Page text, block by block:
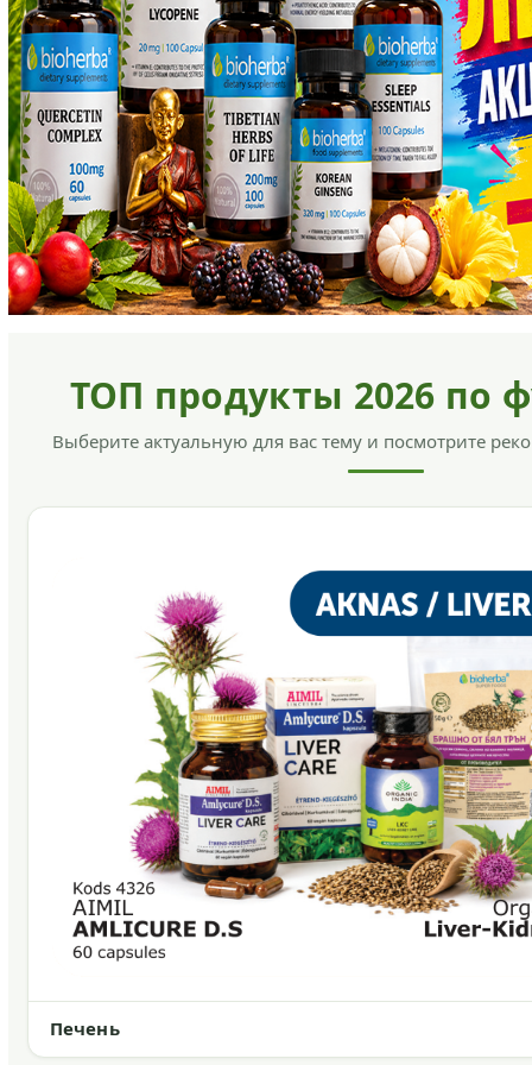
ТОП продукты 2026 по
Выберите актуальную для вас тему и посмотрите
Печень